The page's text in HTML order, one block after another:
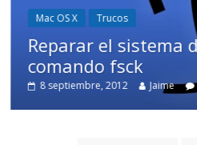
Mac OS X Trucos
Reparar el sistema
comando fsck
8 septiembre, 2012 Jaime